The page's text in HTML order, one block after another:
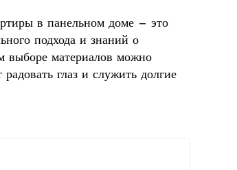
в панельном доме — это
подхода и знаний о
выборе материалов можно
глаз и служить долгие